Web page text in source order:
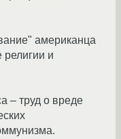
американца
и
– труд о вреде